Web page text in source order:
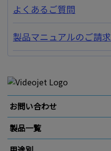
よくあるご質問
製品マニュアルのご請求
お問い合わせ
製品一覧